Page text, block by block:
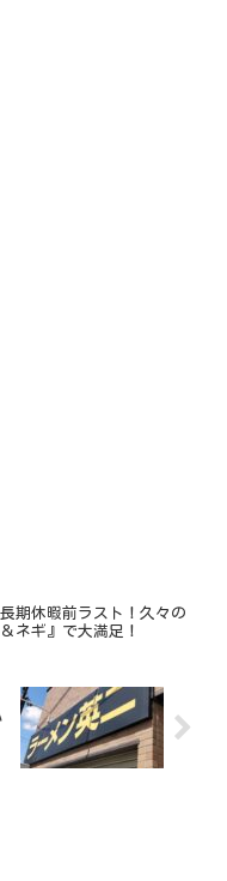
長期休暇前ラスト！久々の
ネギ』で大満足！